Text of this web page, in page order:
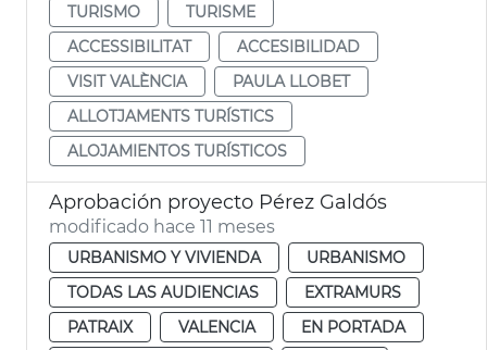
TURISMO
TURISME
ACCESSIBILITAT
ACCESIBILIDAD
VISIT VALÈNCIA
PAULA LLOBET
ALLOTJAMENTS TURÍSTICS
ALOJAMIENTOS TURÍSTICOS
Aprobación proyecto Pérez Galdós
modificado hace 11 meses
URBANISMO Y VIVIENDA
URBANISMO
TODAS LAS AUDIENCIAS
EXTRAMURS
PATRAIX
VALENCIA
EN PORTADA